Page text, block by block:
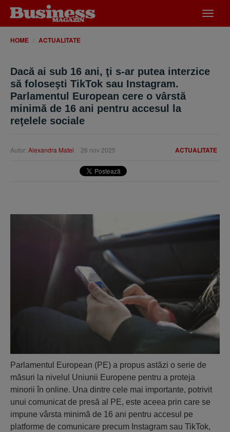
meniu
HOME ACTUALITATE
Dacă ai sub 16 ani, ţi s-ar putea interzice
să foloseşti TikTok sau Instagram.
Parlamentul European cere o vârstă
minimă de 16 ani pentru accesul la
reţelele sociale
ACTUALITATE
Autor: Alexandra Matei 26 nov 2025
Parlamentul European (PE) a propus astăzi o serie de
măsuri la nivelul Uniunii Europene pentru a proteja
minorii în online. Una dintre cele mai importante, potrivit
unui comunicat de presă al PE, este aceea prin care se
impune vârsta minimă de 16 ani pentru accesul pe
platforme de comunicare precum Instagram sau TikTok,